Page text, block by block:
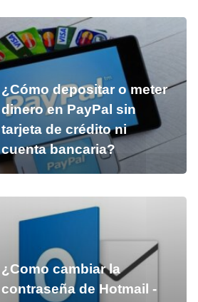
¿Cómo depositar o meter
dinero en PayPal sin
tarjeta de crédito ni
cuenta bancaria?
¿Como cambiar la
contraseña de Hotmail -